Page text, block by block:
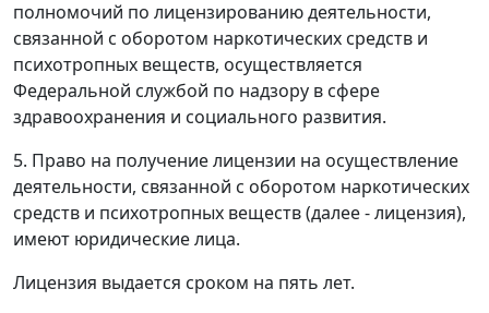
полномочий по лицензированию деятельности,
связанной с оборотом наркотических средств и
психотропных веществ, осуществляется
Федеральной службой по надзору в сфере
здравоохранения и социального развития.
5. Право на получение лицензии на осуществление
деятельности, связанной с оборотом наркотических
средств и психотропных веществ (далее - лицензия),
имеют юридические лица.
Лицензия выдается сроком на пять лет.